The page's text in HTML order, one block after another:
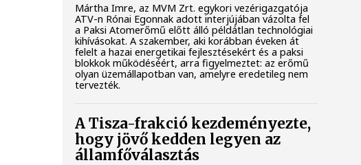
Mártha Imre, az MVM Zrt. egykori vezérigazgatója
ATV-n Rónai Egonnak adott interjújában vázolta fel
a Paksi Atomerőmű előtt álló példátlan technológiai
kihívásokat. A szakember, aki korábban éveken át
felelt a hazai energetikai fejlesztésekért és a paksi
blokkok működéséért, arra figyelmeztet: az erőmű
olyan üzemállapotban van, amelyre eredetileg nem
tervezték.
A Tisza-frakció kezdeményezte,
hogy jövő kedden legyen az
államfőválasztás